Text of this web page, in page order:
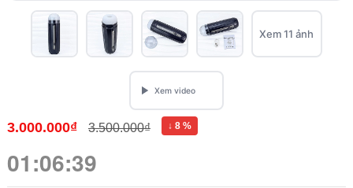
Xem 11 ảnh
3.000.000₫ 3.500.000₫ ↓ 8 %
01:06:39